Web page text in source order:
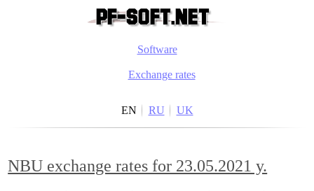
Software
Exchange rates
EN RU UK
NBU exchange rates for 23.05.2021 y.